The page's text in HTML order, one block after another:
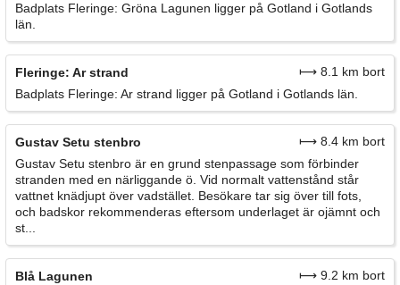
Badplats Fleringe: Gröna Lagunen ligger på Gotland i Gotlands
län.
Fleringe: Ar strand
⟼ 8.1 km bort
Badplats Fleringe: Ar strand ligger på Gotland i Gotlands län.
Gustav Setu stenbro
⟼ 8.4 km bort
Gustav Setu stenbro är en grund stenpassage som förbinder
stranden med en närliggande ö. Vid normalt vattenstånd står
vattnet knädjupt över vadstället. Besökare tar sig över till fots,
och badskor rekommenderas eftersom underlaget är ojämnt och
st...
Blå Lagunen
⟼ 9.2 km bort